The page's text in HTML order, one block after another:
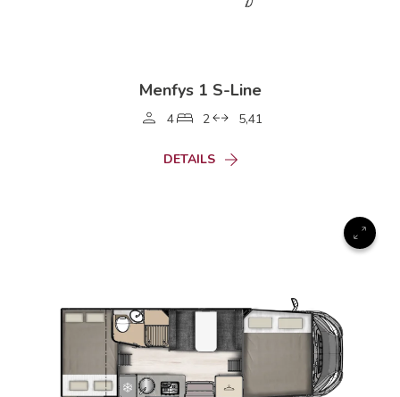
Menfys 1 S-Line
4 2 5,41
DETAILS